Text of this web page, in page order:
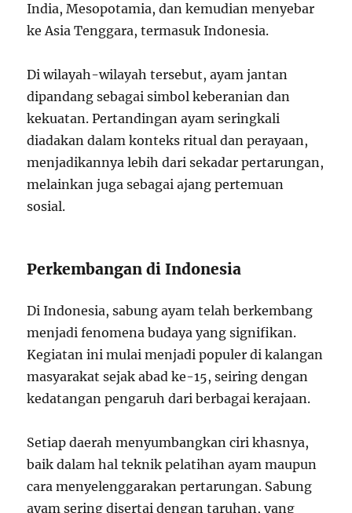
India, Mesopotamia, dan kemudian menyebar
ke Asia Tenggara, termasuk Indonesia.
Di wilayah-wilayah tersebut, ayam jantan
dipandang sebagai simbol keberanian dan
kekuatan. Pertandingan ayam seringkali
diadakan dalam konteks ritual dan perayaan,
menjadikannya lebih dari sekadar pertarungan,
melainkan juga sebagai ajang pertemuan
sosial.
Perkembangan di Indonesia
Di Indonesia, sabung ayam telah berkembang
menjadi fenomena budaya yang signifikan.
Kegiatan ini mulai menjadi populer di kalangan
masyarakat sejak abad ke-15, seiring dengan
kedatangan pengaruh dari berbagai kerajaan.
Setiap daerah menyumbangkan ciri khasnya,
baik dalam hal teknik pelatihan ayam maupun
cara menyelenggarakan pertarungan. Sabung
ayam sering disertai dengan taruhan, yang